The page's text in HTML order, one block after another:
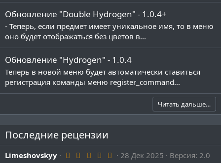
Обновление "Double Hydrogen" - 1.0.4+
- Теперь, если предмет имеет уникальное имя, то в меню
оно будет отображаться без цветов в...
Обновление "Hydrogen" - 1.0.4
Теперь в новой меню будет автоматически ставиться
регистрация команды меню register_command...
Читать дальше…
Последние рецензии
Limeshovskyy 5 28 Дек 2025
Версия: 2.0